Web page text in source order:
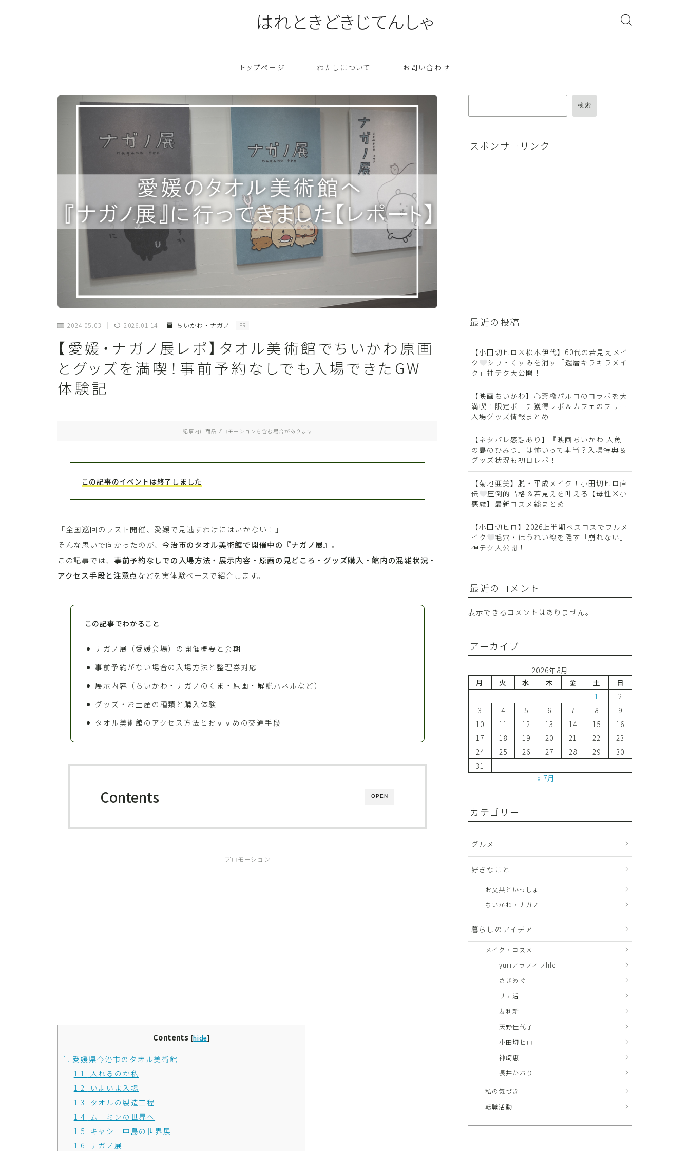
はれときどきじてんしゃ
トップページ わたしについて お問い合わせ
2024.05.03 2026.01.14 ちいかわ・ナガノ PR
【愛媛・ナガノ展レポ】タオル美術館でちいかわ原画
とグッズを満喫！事前予約なしでも入場できたGW
体験記
記事内に商品プロモーションを含む場合があります
この記事のイベントは終了しました
「全国巡回のラスト開催、愛媛で見逃すわけにはいかない！」
そんな思いで向かったのが、今治市のタオル美術館で開催中の『ナガノ展』 。
この記事では、 事前予約なしでの入場方法・展示内容・原画の見どころ・グッズ購入・館内の混雑状況・
アクセス手段と注意点などを実体験ベースで紹介します。
この記事でわかること
ナガノ展（愛媛会場）の開催概要と会期
事前予約がない場合の入場方法と整理券対応
展示内容（ちいかわ・ナガノのくま・原画・解説パネルなど）
グッズ・お土産の種類と購入体験
タオル美術館のアクセス方法とおすすめの交通手段
OPEN
Contents
プロモーション
Contents [hide]
1. 愛媛県今治市のタオル美術館
1.1. 入れるのか私
1.2. いよいよ入場
1.3. タオルの製造工程
1.4. ムーミンの世界へ
1.5. キャシー中島の世界展
1.6. ナガノ展
検索
スポンサーリンク
最近の投稿
【小田切ヒロ×松本伊代】60代の若見えメイ
ク
シワ・くすみを消す「還暦キラキラメイ
ク」神テク大公開！
【映画ちいかわ】心斎橋パルコのコラボを大
満喫！限定ポーチ獲得レポ＆カフェのフリー
入場グッズ情報まとめ
【ネタバレ感想あり】『映画ちいかわ 人魚
の島のひみつ』は怖いって本当？入場特典＆
グッズ状況も初日レポ！
【菊地亜美】脱・平成メイク！小田切ヒロ直
伝
圧倒的品格＆若見えを叶える【母性×小
悪魔】最新コスメ総まとめ
【小田切ヒロ】2026上半期ベスコスでフルメ
イク
毛穴・ほうれい線を隠す「崩れない」
神テク大公開！
最近のコメント
表示できるコメントはありません。
アーカイブ
2026年8月
月
火 水 木 金 土
日
1
2
3
4 5 6 7 8
9
10
11 12 13 14 15
16
17
18 19 20 21 22
23
24
25 26 27 28 29
30
31
« 7月
カテゴリー
グルメ
好きなこと
お文具といっしょ
ちいかわ・ナガノ
暮らしのアイデア
メイク・コスメ
yuriアラフィフlife
さきめぐ
サナ活
友利新
天野佳代子
小田切ヒロ
神崎恵
長井かおり
私の気づき
転職活動